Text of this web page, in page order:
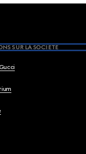
SUR LA SOCIETE